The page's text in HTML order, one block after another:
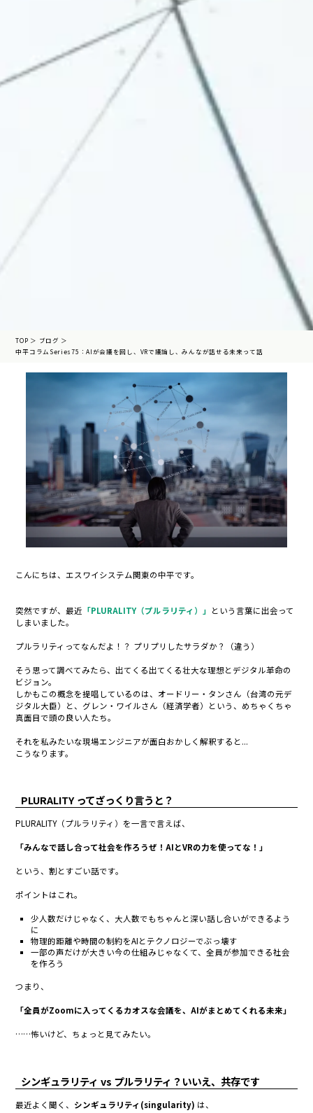
TOP ＞ ブログ ＞
中平コラムSeries75：AIが会議を回し、VRで議論し、みんなが話せる未来って話
こんにちは、エスワイシステム関東の中平です。
突然ですが、最近 「PLURALITY（プルラリティ）」 という言葉に出会って
しまいました。
プルラリティってなんだよ！？ プリプリしたサラダか？（違う）
そう思って調べてみたら、出てくる出てくる壮大な理想とデジタル革命の
ビジョン。
しかもこの概念を提唱しているのは、オードリー・タンさん（台湾の元デ
ジタル大臣）と、グレン・ワイルさん（経済学者）という、 めちゃくちゃ
真面目で頭の良い人たち。
それを私みたいな現場エンジニアが面白おかしく解釈すると...
こうなります。
PLURALITY ってざっくり言うと？
PLURALITY（プルラリティ）を一言で言えば、
「みんなで話し合って社会を作ろうぜ！AIとVRの力を使ってな！」
という、割とすごい話です。
ポイントはこれ。
少人数だけじゃなく、大人数でもちゃんと深い話し合いができるよう
に
物理的距離や時間の制約をAIとテクノロジーでぶっ壊す
一部の声だけが大きい今の仕組みじゃなくて、全員が参加できる社会
を作ろう
つまり、
「全員がZoomに入ってくるカオスな会議を、AIがまとめてくれる未来」
……怖いけど、ちょっと見てみたい。
シンギュラリティ vs プルラリティ？いいえ、共存です
最近よく聞く、 シンギュラリティ(singularity) は、